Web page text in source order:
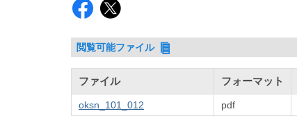
閲覧可能ファイル
ファイル フォーマット
oksn_101_012 pdf